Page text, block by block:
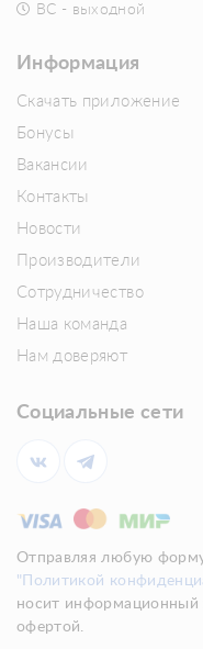
ВС - выходной
Информация
Скачать приложение
Бонусы
Вакансии
Контакты
Новости
Производители
Сотрудничество
Наша команда
Нам доверяют
Социальные сети
Отправляя любую
"Политикой
носит информационный
офертой.